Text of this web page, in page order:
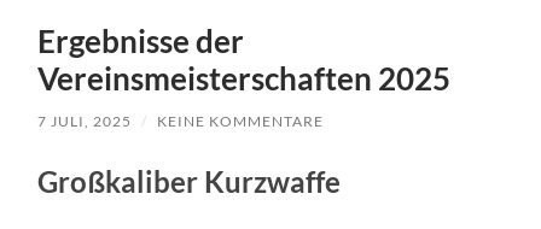
Ergebnisse der
Vereinsmeisterschaften 2025
7 JULI, 2025 / KEINE KOMMENTARE
Großkaliber Kurzwaffe